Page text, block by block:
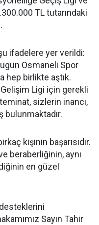
TL tutarındaki
ifadelere yer verildi:
Osmaneli Spor
hep birlikte aştık.
Ligi için gerekli
sizlerin inancı,
bulunmaktadır.
kişinin başarısıdır.
beraberliğinin, aynı
en güzel
Sayın Tahir